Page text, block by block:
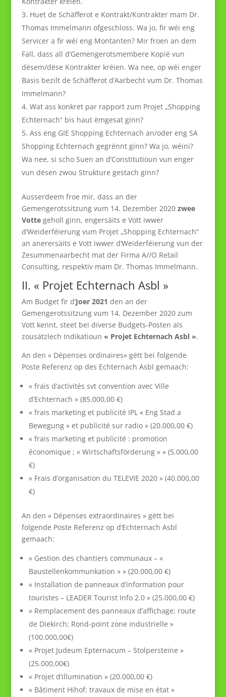
Huet de Schäfferot e Kontrakt/Kontrakter mam Dr.
Thomas Immelmann ofgeschloss. Wa jo, fir wéi eng
Servicer a fir wéi eng Montanten? Mir froen an dem
Fall, dass all d’Gemengerotsmembere Kopië vun
dësem/dëse Kontrakter kréien. Wa nee, op wéi enger
Basis bezilt de Schäfferot d’Aarbecht vum Dr. Thomas
Immelmann?
Wat ass konkret par rapport zum Projet „Shopping
Echternach“ bis haut ëmgesat ginn?
Ass eng GIE Shopping Echternach an/oder eng SA
Shopping Echternach gegrënnt ginn? Wa jo, wéini?
Wa nee, si scho Suen an d’Constitutioun vun enger
vun dësen zwou Strukture gestach ginn?
Ausserdeem froe mir, dass an der
Gemengerotssitzung vum 14. Dezember 2020 zwee
Vottegeholl ginn, engersäits e Vott iwwer
d‘Weiderféierung vum Projet „Shopping Echternach“
an anerersäits e Vott iwwer d’Weiderféierung vun der
Zesummenaarbecht mat der Firma A//O Retail
Consulting, respektiv mam Dr. Thomas Immelmann.
II. « Projet Echternach Asbl »
Am Budget fir d’Joer 2021 den an der
Gemengerotssitzung vum 14. Dezember 2020 zum
Vott kennt, steet bei diverse Budgets-Posten als
zousätzlech Indikatioun « Projet Echternach Asbl ».
An den « Dépenses ordinaires» gëtt bei folgende
Poste Referenz op des Echternach Asbl gemaach:
« frais d’activités svt convention avec Ville
d’Echternach » (85.000,00 €)
« frais marketing et publicité IPL « Eng Stad a
Bewegung » et publicité sur radio » (20.000,00 €)
« frais marketing et publicité : promotion
économique ; « Wirtschaftsförderung » » (5.000,00
€)
« Frais d’organisation du TELEVIE 2020 » (40.000,00
€)
An den « Dépenses extraordinaires » gëtt bei
folgende Poste Referenz op d‘Echternach Asbl
gemaach:
« Gestion des chantiers communaux – «
Baustellenkommunkation » » (20.000,00 €)
« Installation de panneaux d’information pour
touristes – LEADER Tourist Info 2.0 » (25.000,00 €)
« Remplacement des panneaux d’affichage; route
de Diekirch; Rond-point zone industrielle »
(100.000,00€)
« Projet Judeum Epternacum – Stolpersteine »
(25.000,00€)
« Projet d‘illumination » (20.000,00 €)
« Bâtiment Hihof: travaux de mise en état »